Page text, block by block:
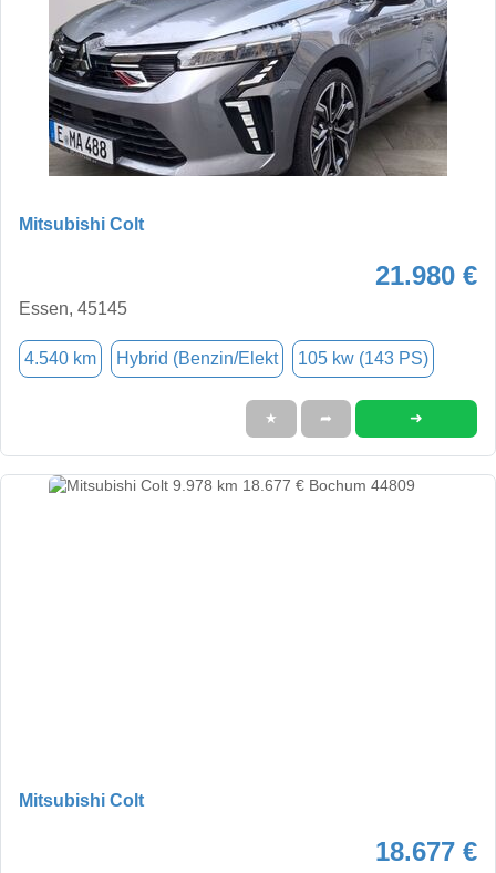
Mitsubishi Colt
21.980 €
Essen, 45145
4.540 km Hybrid (Benzin/Elekt 105 kw (143 PS)
★ ➦ ➜
Mitsubishi Colt
18.677 €